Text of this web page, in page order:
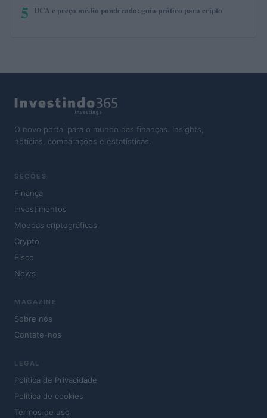
5 DCA e preço médio ponderado: guia prático para cripto
O novo portal para o mundo das finanças. Insights,
notícias, comparações e estatísticas.
SEÇÕES
Finança
Investimentos
Moedas criptográficas
Crypto
Fisco
News
MAGAZINE
Sobre nós
Contate-nos
LEGAL
Política de Privacidade
Política de cookies
Termos de uso